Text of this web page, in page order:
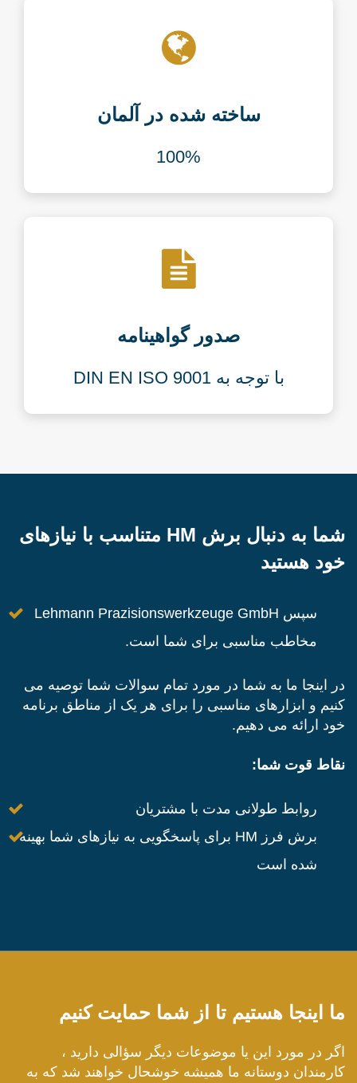
ساخته شده در آلمان
100%
صدور گواهینامه
با توجه به DIN EN ISO 9001
شما به دنبال برش HM متناسب با نیازهای
خود هستید
سپس Lehmann Prazisionswerkzeuge GmbH
مخاطب مناسبی برای شما است.
در اینجا ما به شما در مورد تمام سوالات شما توصیه می
کنیم و ابزارهای مناسبی را برای هر یک از مناطق برنامه
خود ارائه می دهیم.
نقاط قوت شما:
روابط طولانی مدت با مشتریان
برش فرز HM برای پاسخگویی به نیازهای شما بهینه
شده است
ما اینجا هستیم تا از شما حمایت کنیم
اگر در مورد این یا موضوعات دیگر سؤالی دارید ،
کارمندان دوستانه ما همیشه خوشحال خواهند شد که به